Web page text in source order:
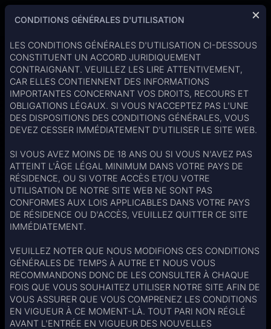
Se connecter S'inscrire
CONDITIONS GÉNÉRALES D'UTILISATION
LES CONDITIONS GÉNÉRALES D'UTILISATION CI-DESSOUS
CONSTITUENT UN ACCORD JURIDIQUEMENT
CONTRAIGNANT. VEUILLEZ LES LIRE ATTENTIVEMENT,
CAR ELLES CONTIENNENT DES INFORMATIONS
IMPORTANTES CONCERNANT VOS DROITS, RECOURS ET
OBLIGATIONS LÉGAUX. SI VOUS N'ACCEPTEZ PAS L'UNE
DES DISPOSITIONS DES CONDITIONS GÉNÉRALES, VOUS
DEVEZ CESSER IMMÉDIATEMENT D'UTILISER LE SITE WEB.
SI VOUS AVEZ MOINS DE 18 ANS OU SI VOUS N'AVEZ PAS
ATTEINT L'ÂGE LÉGAL MINIMUM DANS VOTRE PAYS DE
RÉSIDENCE, OU SI VOTRE ACCÈS ET/OU VOTRE
UTILISATION DE NOTRE SITE WEB NE SONT PAS
CONFORMES AUX LOIS APPLICABLES DANS VOTRE PAYS
DE RÉSIDENCE OU D'ACCÈS, VEUILLEZ QUITTER CE SITE
IMMÉDIATEMENT.
VEUILLEZ NOTER QUE NOUS MODIFIONS CES CONDITIONS
GÉNÉRALES DE TEMPS À AUTRE ET NOUS VOUS
RECOMMANDONS DONC DE LES CONSULTER À CHAQUE
FOIS QUE VOUS SOUHAITEZ UTILISER NOTRE SITE AFIN DE
VOUS ASSURER QUE VOUS COMPRENEZ LES CONDITIONS
EN VIGUEUR À CE MOMENT-LÀ. TOUT PARI NON RÉGLÉ
AVANT L'ENTRÉE EN VIGUEUR DES NOUVELLES
EXCLUSIF
OFFRE DE
BIENVENUE
200%
JUSQU'À
$2,000
+500FREE CASH SPINS
S'INSCRIRE
MAINTENANT
›
CASINO
SPORTS
E-SPORT
Casino